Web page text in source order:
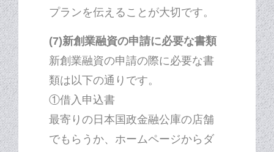
プランを伝えることが大切です。
(7)新創業融資の申請に必要な書類
新創業融資の申請の際に必要な書
類は以下の通りです。
①借入申込書
最寄りの日本国政金融公庫の店舗
でもらうか、ホームページからダ